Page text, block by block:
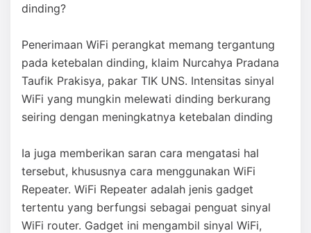
dinding?
Penerimaan WiFi perangkat memang tergantung
pada ketebalan dinding, klaim Nurcahya Pradana
Taufik Prakisya, pakar TIK UNS. Intensitas sinyal
WiFi yang mungkin melewati dinding berkurang
seiring dengan meningkatnya ketebalan dinding
Ia juga memberikan saran cara mengatasi hal
tersebut, khususnya cara menggunakan WiFi
Repeater. WiFi Repeater adalah jenis gadget
tertentu yang berfungsi sebagai penguat sinyal
WiFi router. Gadget ini mengambil sinyal WiFi,